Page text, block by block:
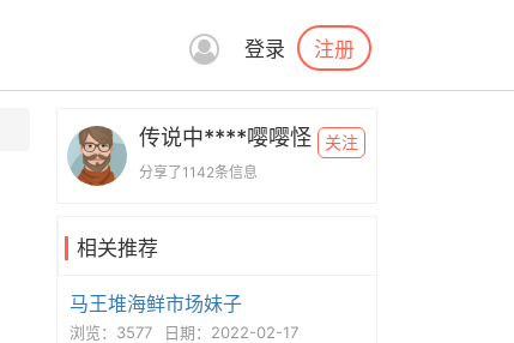
登录 注册
传说中****嘤嘤怪
分享了1142条信息
关注
相关推荐
马王堆海鲜市场妹子
浏览：3577 日期：2022-02-17